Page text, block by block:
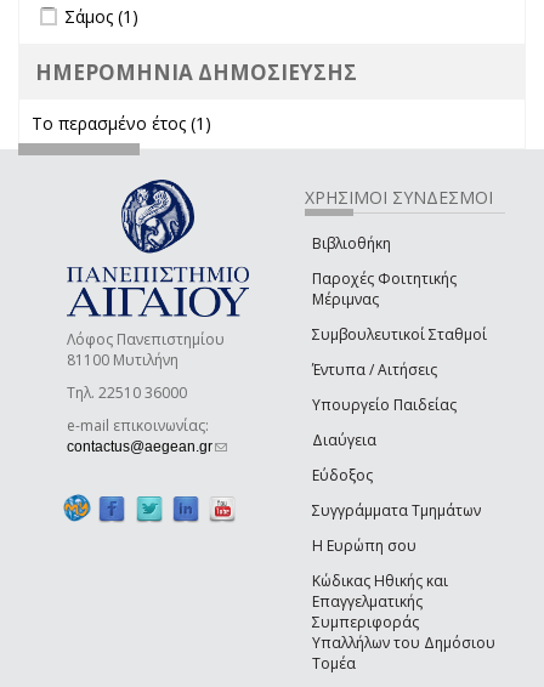
Apply Σάμος filter
Σάμος (1)
ΗΜΕΡΟΜΗΝΙΑ ΔΗΜΟΣΙΕΥΣΗΣ
Το περασμένο έτος (1)
Λόφος Πανεπιστημίου
81100 Μυτιλήνη
Τηλ. 22510 36000
e-mail επικοινωνίας:
contactus@aegean.gr(link sends e-mail)
ΧΡΗΣΙΜΟΙ ΣΥΝΔΕΣΜΟΙ
Βιβλιοθήκη
Παροχές Φοιτητικής
Μέριμνας
Συμβουλευτικοί Σταθμοί
Έντυπα / Αιτήσεις
Υπουργείο Παιδείας
Διαύγεια
Εύδοξος
Συγγράμματα Τμημάτων
Η Ευρώπη σου
Κώδικας Ηθικής και
Επαγγελματικής
Συμπεριφοράς
Υπαλλήλων του Δημόσιου
Τομέα